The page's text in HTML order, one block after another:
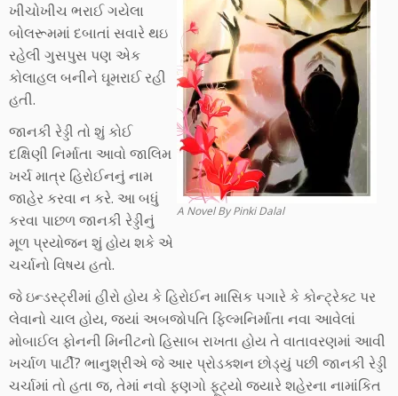
A Novel By Pinki Dalal
ખીચોખીચ ભરાઈ ગયેલા
બોલરૂમમાં દબાતાં સવારે થઇ
રહેલી ગુસપુસ પણ એક
કોલાહલ બનીને ઘૂમરાઈ રહી
હતી.
જાનકી રેડ્ડી તો શું કોઈ
દક્ષિણી નિર્માતા આવો જાલિમ
ખર્ચ માત્ર હિરોઈનનું નામ
જાહેર કરવા ન કરે. આ બધું
કરવા પાછળ જાનકી રેડ્ડીનું
મૂળ પ્રયોજન શું હોય શકે એ
ચર્ચાનો વિષય હતો.
જે ઇન્ડસ્ટ્રીમાં હીરો હોય કે હિરોઈન માસિક પગારે કે કોન્ટ્રેક્ટ પર
લેવાનો ચાલ હોય, જ્યાં અબજોપતિ ફિલ્મનિર્માતા નવા આવેલાં
મોબાઈલ ફોનની મિનીટનો હિસાબ રાખતા હોય તે વાતાવરણમાં આવી
ખર્ચાળ પાર્ટી? ભાનુશ્રીએ જે આર પ્રોડક્શન છોડ્યું પછી જાનકી રેડ્ડી
ચર્ચામાં તો હતા જ, તેમાં નવો ફણગો ફૂટ્યો જયારે શહેરના નામાંકિત